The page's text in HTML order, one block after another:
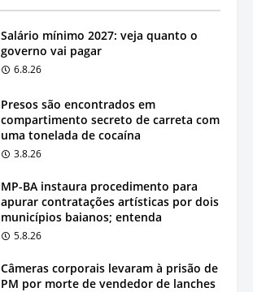
Salário mínimo 2027: veja quanto o
governo vai pagar
6.8.26
Presos são encontrados em
compartimento secreto de carreta com
uma tonelada de cocaína
3.8.26
MP-BA instaura procedimento para
apurar contratações artísticas por dois
municípios baianos; entenda
5.8.26
Câmeras corporais levaram à prisão de
PM por morte de vendedor de lanches